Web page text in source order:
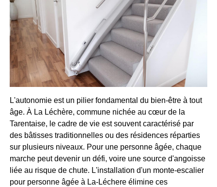
L'autonomie est un pilier fondamental du bien-être à tout
âge. À La Léchère, commune nichée au cœur de la
Tarentaise, le cadre de vie est souvent caractérisé par
des bâtisses traditionnelles ou des résidences réparties
sur plusieurs niveaux. Pour une personne âgée, chaque
marche peut devenir un défi, voire une source d'angoisse
liée au risque de chute. L'installation d'un monte-escalier
pour personne âgée à La-Léchere élimine ces